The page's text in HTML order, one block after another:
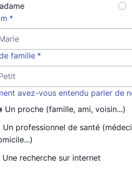
*
famille *
avez-vous entendu parler de
Un proche (famille, ami, voisin...)
Un professionnel de santé
Une recherche sur internet